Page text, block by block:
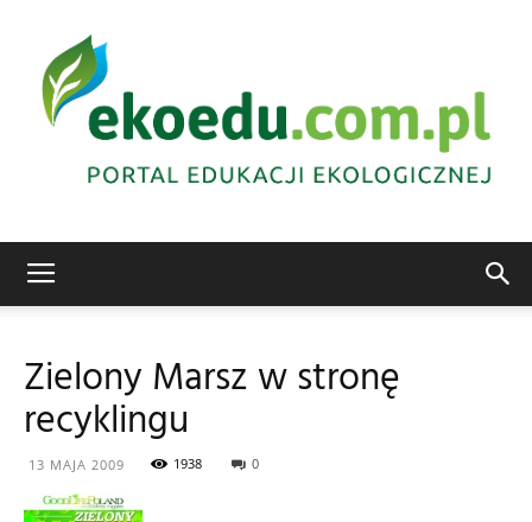
Zielony Marsz w stronę
recyklingu
13 MAJA 2009 1938 0